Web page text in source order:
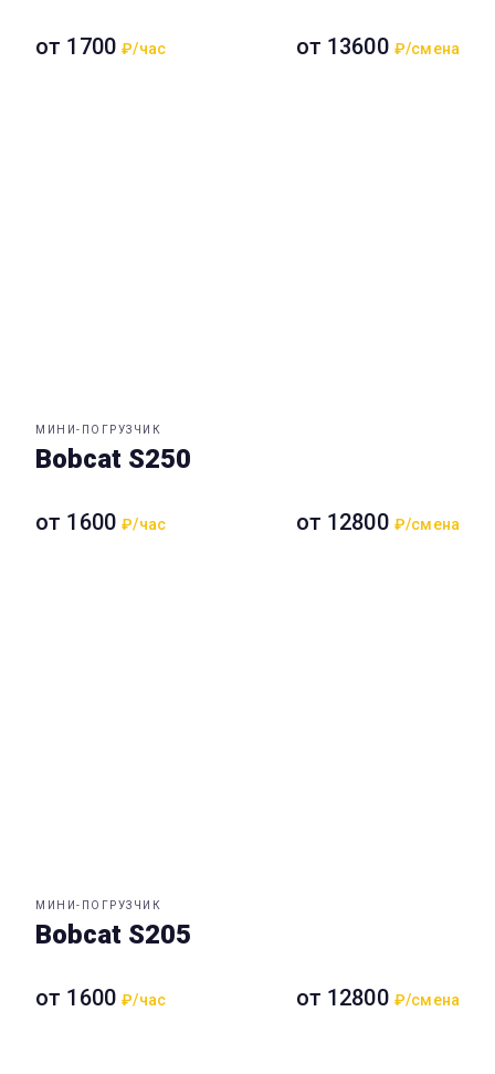
от 1700₽/час от 13600 ₽/смена
МИНИ-ПОГРУЗЧИК
Bobcat S250
от 1600₽/час от 12800 ₽/смена
МИНИ-ПОГРУЗЧИК
Bobcat S205
от 1600₽/час от 12800 ₽/смена